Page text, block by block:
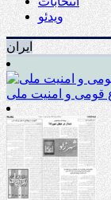
ویدئو
ایران
قومی و امنیت ملی